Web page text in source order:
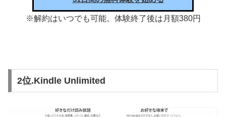
※解約はいつでも可能。体験終了後は月額380円
2位.Kindle Unlimited